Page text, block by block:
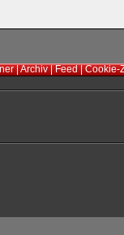
|Archiv|Feed|Cookie-